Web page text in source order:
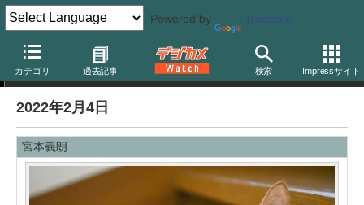
Powered by Translate
カテゴリ 過去記事 検索 Impressサイト
編集後記
2022年2月4日
宮本義朗